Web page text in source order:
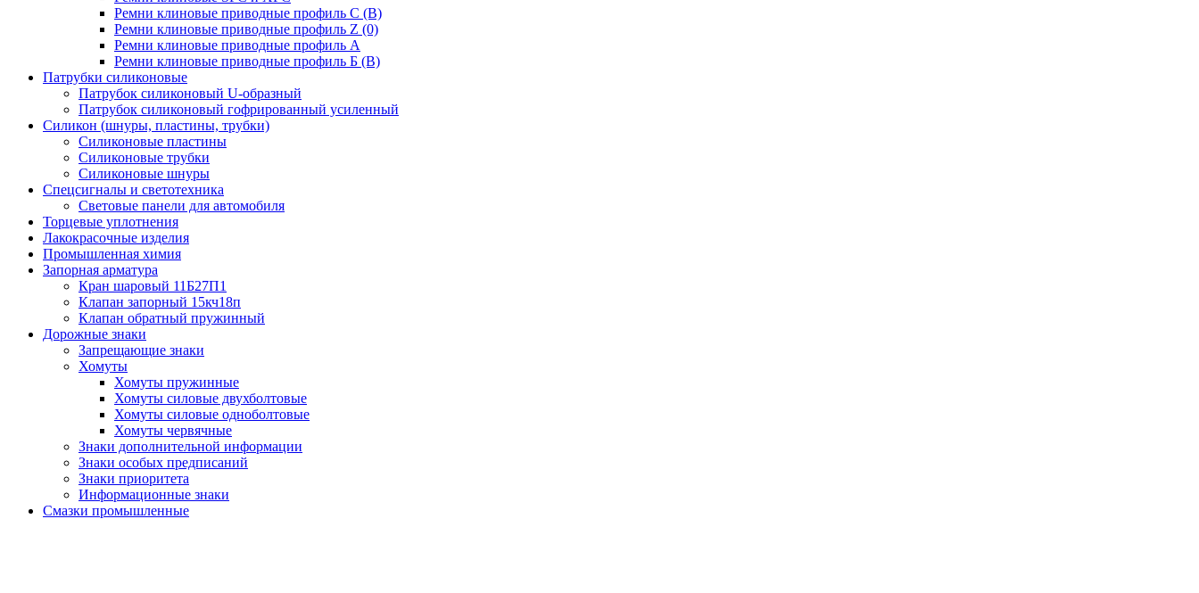
Ремни клиновые приводные профиль C (В)
Ремни клиновые приводные профиль Z (0)
Ремни клиновые приводные профиль А
Ремни клиновые приводные профиль Б (B)
Патрубки силиконовые
Патрубок силиконовый U-образный
Патрубок силиконовый гофрированный усиленный
Силикон (шнуры, пластины, трубки)
Силиконовые пластины
Силиконовые трубки
Силиконовые шнуры
Спецсигналы и светотехника
Световые панели для автомобиля
Торцевые уплотнения
Лакокрасочные изделия
Промышленная химия
Запорная арматура
Кран шаровый 11Б27П1
Клапан запорный 15кч18п
Клапан обратный пружинный
Дорожные знаки
Запрещающие знаки
Хомуты
Хомуты пружинные
Хомуты силовые двухболтовые
Хомуты силовые одноболтовые
Хомуты червячные
Знаки дополнительной информации
Знаки особых предписаний
Знаки приоритета
Информационные знаки
Смазки промышленные